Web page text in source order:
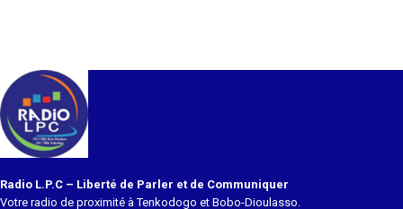
Radio L.P.C – Liberté de Parler et de Communiquer
Votre radio de proximité à Tenkodogo et Bobo-Dioulasso.